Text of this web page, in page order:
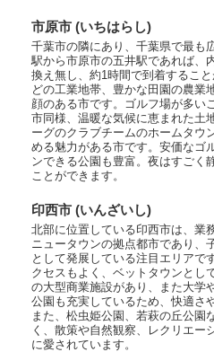
市原市 (いちはらし)
千葉市の隣にあり、千葉県で最も
駅から市原市の五井駅であれば、
換え無し、約1時間で到着するこ
どの工業地帯、豊かな田園の農業
顔のある市です。ゴルフ場が多い
市同様、温暖な気候に恵まれた土
ーグのクラブチームのホームタウ
める魅力がある市です。安価なゴ
ンできる公園も豊富。夜はすごく
ことができます。
印西市 (いんざいし)
北部に位置している印西市は、業
ニュータウンの拠点都市であり、
として発展している注目エリアで
クセスもよく、ベットタウンとし
の大型商業施設があり、また大学
公園も充実しているため、快適さ
また、松虫姫公園、若萩の丘公園
く、散策や自然観察、レクリエー
に愛されています。